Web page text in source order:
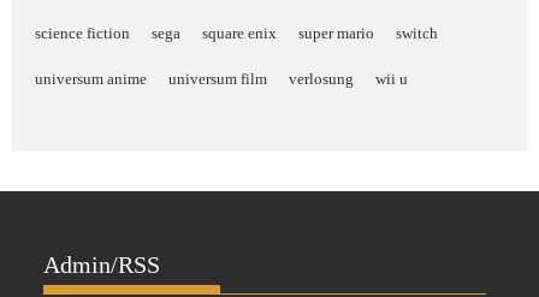
science fiction sega square enix super mario switch
universum anime universum film verlosung wii u
Admin/RSS